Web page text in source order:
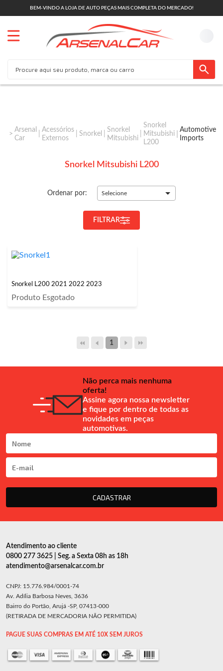
BEM-VINDO A LOJA DE AUTO PEÇAS MAIS COMPLETA DO MERCADO!
Arsenal
Car
Acessórios
Externos
Snorkel
Snorkel
Mitsubishi
Snorkel
Mitsubishi
L200
Automotive
Imports
Snorkel Mitsubishi L200
Ordenar por: Selecione
FILTRAR
Snorkel L200 2021 2022 2023
Produto Esgotado
1
Não perca mais nenhuma
oferta!
Assine agora nossa newsletter
e fique por dentro de todas as
novidades em peças
automotivas.
CADASTRAR
Atendimento ao cliente
0800 277 3625 | Seg. a Sexta 08h as 18h
atendimento@arsenalcar.com.br
CNPJ: 15.776.984/0001-74
Av. Adília Barbosa Neves, 3636
Bairro do Portão, Arujá -SP, 07413-000
(RETIRADA DE MERCADORIA NÃO PERMITIDA)
PAGUE SUAS COMPRAS EM ATÉ 10X SEM JUROS